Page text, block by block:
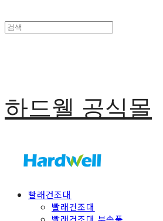
하드웰 공식몰
빨래건조대
빨래건조대